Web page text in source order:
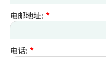
电邮地址: *
电话: *